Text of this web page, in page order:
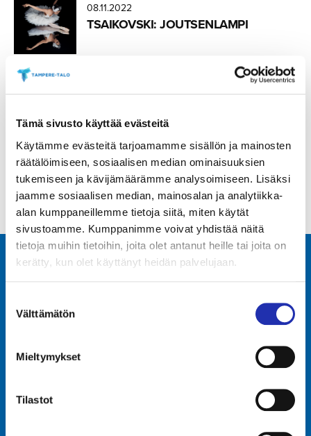
Tämä sivusto käyttää evästeitä
Käytämme evästeitä tarjoamamme sisällön ja mainosten
räätälöimiseen, sosiaalisen median ominaisuuksien
tukemiseen ja kävijämäärämme analysoimiseen. Lisäksi
jaamme sosiaalisen median, mainosalan ja analytiikka-
alan kumppaneillemme tietoja siitä, miten käytät
sivustoamme. Kumppanimme voivat yhdistää näitä
tietoja muihin tietoihin, joita olet antanut heille tai joita on
kerätty, kun olet käyttänyt heidän palvelujaan.
valinta
Välttämätön
Mieltymykset
Tilastot
08.11.2022
TSAIKOVSKI: JOUTSENLAMPI
08.11.2022
1
2
PL 16, 33101 TAMPERE
Yliopistonkatu 55